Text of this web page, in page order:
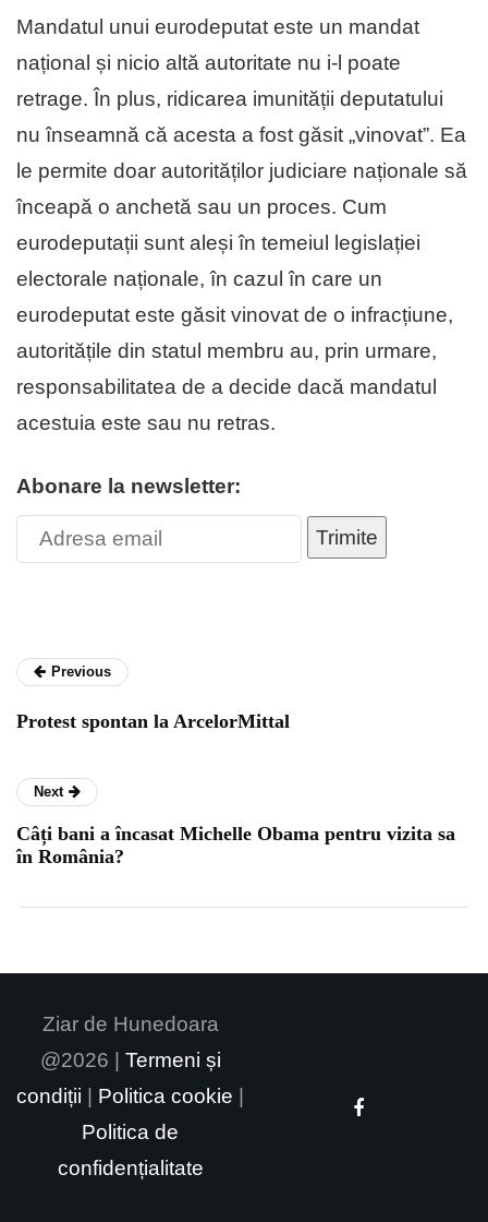
Mandatul unui eurodeputat este un mandat
național și nicio altă autoritate nu i-l poate
retrage. În plus, ridicarea imunității deputatului
nu înseamnă că acesta a fost găsit „vinovat”. Ea
le permite doar autorităților judiciare naționale să
înceapă o anchetă sau un proces. Cum
eurodeputații sunt aleși în temeiul legislației
electorale naționale, în cazul în care un
eurodeputat este găsit vinovat de o infracțiune,
autoritățile din statul membru au, prin urmare,
responsabilitatea de a decide dacă mandatul
acestuia este sau nu retras.
Abonare la newsletter:
Trimite
Previous
Protest spontan la ArcelorMittal
Next
Câți bani a încasat Michelle Obama pentru vizita sa
în România?
Ziar de Hunedoara
@2026 | Termeni și
condiții | Politica cookie |
Politica de
confidențialitate